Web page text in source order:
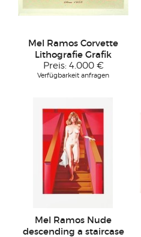
Mel Ramos Corvette
Lithografie Grafik
Preis: 4.000 €
Verfügbarkeit anfragen
Mel Ramos Nude
descending a staircase